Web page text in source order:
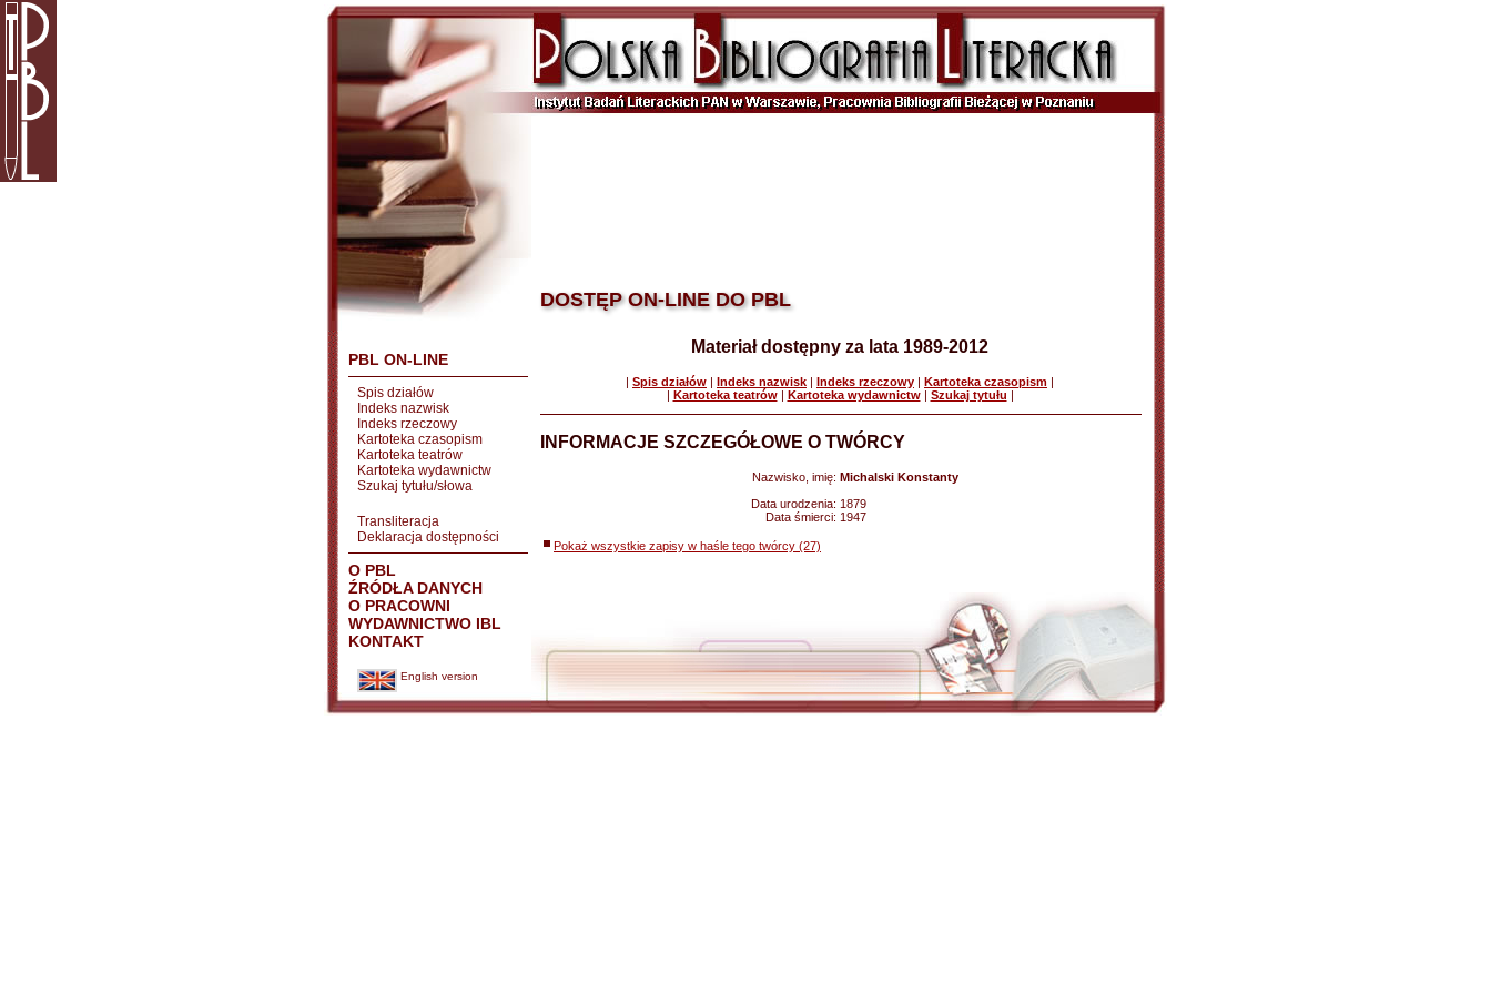
PBL ON-LINE
Spis działów
Indeks nazwisk
Indeks rzeczowy
Kartoteka czasopism
Kartoteka teatrów
Kartoteka wydawnictw
Szukaj tytułu/słowa
Transliteracja
Deklaracja dostępności
O PBL
ŹRÓDŁA DANYCH
O PRACOWNI
WYDAWNICTWO IBL
KONTAKT
English version
DOSTĘP ON-LINE DO PBL
Materiał dostępny za lata 1989-2012
| Spis działów | Indeks nazwisk | Indeks rzeczowy | Kartoteka czasopism |
| Kartoteka teatrów| Kartoteka wydawnictw| Szukaj tytułu |
INFORMACJE SZCZEGÓŁOWE O TWÓRCY
Nazwisko, imię: Michalski Konstanty
Data urodzenia: 1879
Data śmierci: 1947
Pokaż wszystkie zapisy w haśle tego twórcy (27)